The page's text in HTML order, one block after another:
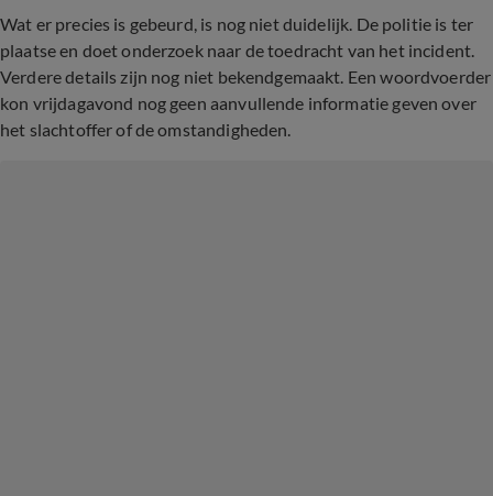
Wat er precies is gebeurd, is nog niet duidelijk. De politie is ter
plaatse en doet onderzoek naar de toedracht van het incident.
Verdere details zijn nog niet bekendgemaakt. Een woordvoerder
kon vrijdagavond nog geen aanvullende informatie geven over
het slachtoffer of de omstandigheden.